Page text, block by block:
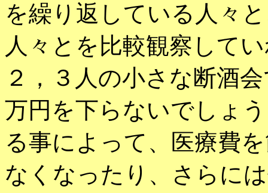
を繰り返している人々
人々とを比較観察して
２，３人の小さな断酒
万円を下らないでしょ
る事によって、医療費
なくなったり、さらに